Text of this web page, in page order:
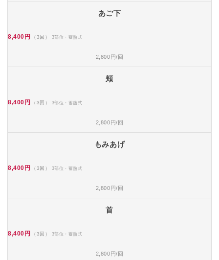
あご下
8,400円 （3回） 3部位・蓄熱式
2,800円/回
頬
8,400円 （3回） 3部位・蓄熱式
2,800円/回
もみあげ
8,400円 （3回） 3部位・蓄熱式
2,800円/回
首
8,400円 （3回） 3部位・蓄熱式
2,800円/回